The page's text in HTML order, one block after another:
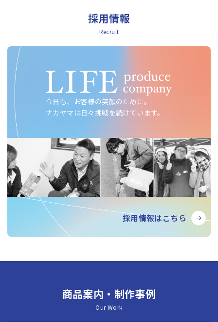
採用情報
Recruit
今日も、お客様の笑顔のために。
ナカヤマは日々挑戦を続けています。
採用情報はこちら
商品案内・制作事例
Our Work